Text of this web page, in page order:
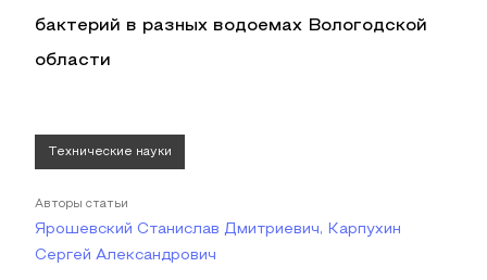
бактерий в разных водоемах Вологодской
области
Технические науки
Авторы статьи
Ярошевский Станислав Дмитриевич, Карпухин
Сергей Александрович